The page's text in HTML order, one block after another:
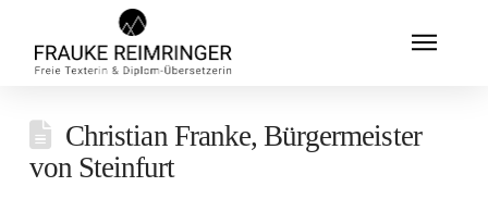
Christian Franke, Bürgermeister
von Steinfurt